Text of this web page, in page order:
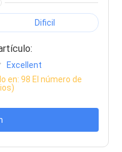
Dificil
Excellent
en: 98 El número de